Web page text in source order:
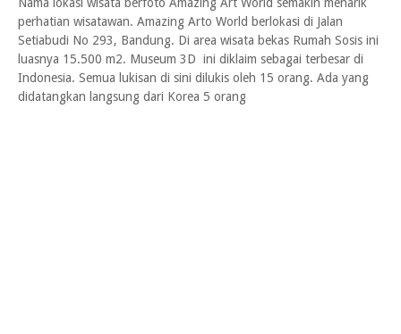
perhatian wisatawan. Amazing Arto World berlokasi di Jalan
Setiabudi No 293, Bandung. Di area wisata bekas Rumah Sosis ini
luasnya 15.500 m2. Museum 3D ini diklaim sebagai terbesar di
Indonesia. Semua lukisan di sini dilukis oleh 15 orang. Ada yang
didatangkan langsung dari Korea 5 orang